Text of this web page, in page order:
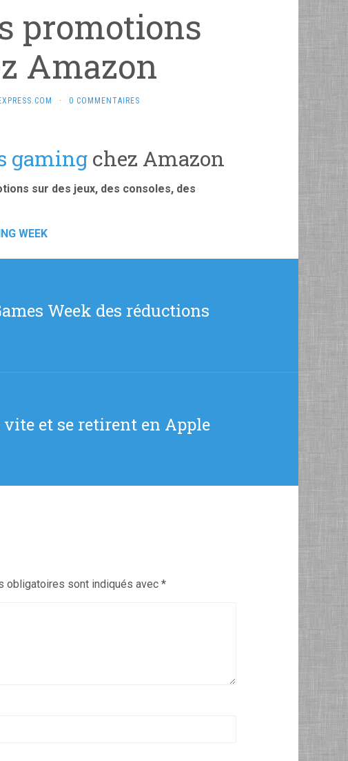
promotions
Amazon
· 0 COMMENTAIRES
gaming chez Amazon
sur des jeux, des consoles, des
WEEK
Week des réductions
et se retirent en Apple
obligatoires sont indiqués avec *